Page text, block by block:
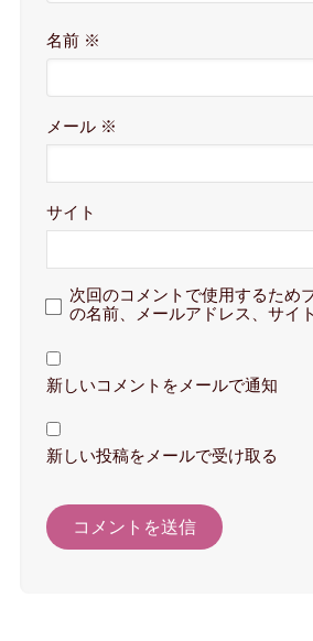
名前 ※
メール ※
サイト
次回のコメントで使用するため
の名前、メールアドレス、サイ
新しいコメントをメールで通知
新しい投稿をメールで受け取る